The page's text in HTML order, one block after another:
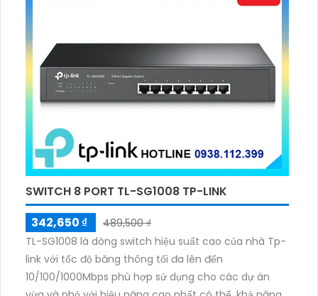
SWITCH 8 PORT TL-SG1008 TP-LINK
342,650 ₫
489,500 ₫
TL-SG1008 là dòng switch hiệu suất cao của nhà Tp-
link với tốc độ băng thông tối đa lên đến
10/100/1000Mbps phù hợp sử dụng cho các dự án